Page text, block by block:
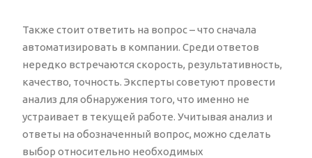
Также стоит ответить на вопрос – что сначала
автоматизировать в компании. Среди ответов
нередко встречаются скорость, результативность,
качество, точность. Эксперты советуют провести
анализ для обнаружения того, что именно не
устраивает в текущей работе. Учитывая анализ и
ответы на обозначенный вопрос, можно сделать
выбор относительно необходимых